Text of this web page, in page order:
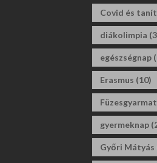
Covid és
diákolimpia
egészségnap
Erasmus (10)
Füzesgyarmat
gyermeknap
Győri Mátyás